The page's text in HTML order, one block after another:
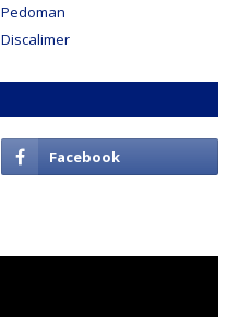
Pedoman
Discalimer